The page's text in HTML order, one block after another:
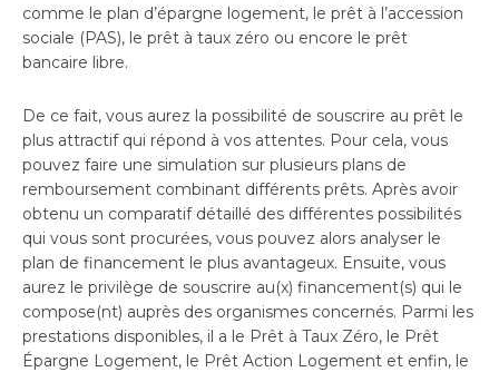
comme le plan d’épargne logement, le prêt à l’accession
sociale (PAS), le prêt à taux zéro ou encore le prêt
bancaire libre.
De ce fait, vous aurez la possibilité de souscrire au prêt le
plus attractif qui répond à vos attentes. Pour cela, vous
pouvez faire une simulation sur plusieurs plans de
remboursement combinant différents prêts. Après avoir
obtenu un comparatif détaillé des différentes possibilités
qui vous sont procurées, vous pouvez alors analyser le
plan de financement le plus avantageux. Ensuite, vous
aurez le privilège de souscrire au(x) financement(s) qui le
compose(nt) auprès des organismes concernés. Parmi les
prestations disponibles, il a le Prêt à Taux Zéro, le Prêt
Épargne Logement, le Prêt Action Logement et enfin, le